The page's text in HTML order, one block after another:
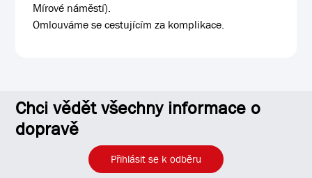
Mírové náměstí).
Omlouváme se cestujícím za komplikace.
Chci vědět všechny informace o
dopravě
Přihlásit se k odběru